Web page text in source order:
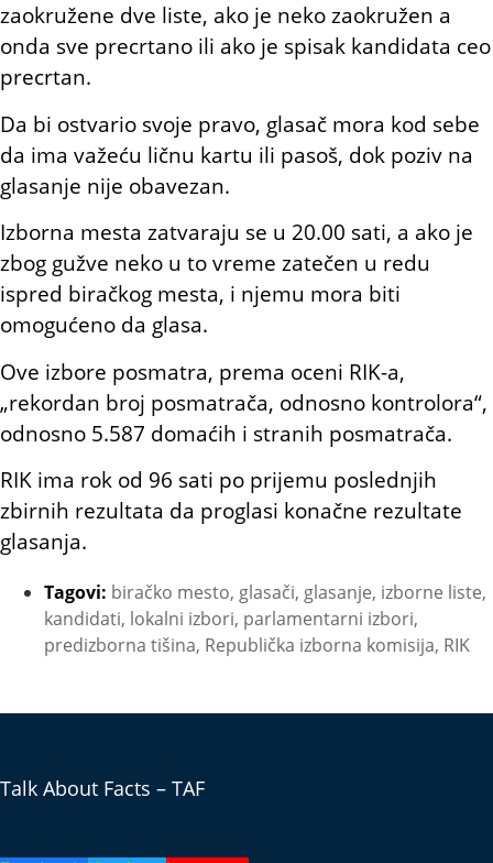
zaokružene dve liste, ako je neko zaokružen a
onda sve precrtano ili ako je spisak kandidata ceo
precrtan.
Da bi ostvario svoje pravo, glasač mora kod sebe
da ima važeću ličnu kartu ili pasoš, dok poziv na
glasanje nije obavezan.
Izborna mesta zatvaraju se u 20.00 sati, a ako je
zbog gužve neko u to vreme zatečen u redu
ispred biračkog mesta, i njemu mora biti
omogućeno da glasa.
Ove izbore posmatra, prema oceni RIK-a,
„rekordan broj posmatrača, odnosno kontrolora“,
odnosno 5.587 domaćih i stranih posmatrača.
RIK ima rok od 96 sati po prijemu poslednjih
zbirnih rezultata da proglasi konačne rezultate
glasanja.
Tagovi: biračko mesto, glasači, glasanje, izborne liste,
kandidati, lokalni izbori, parlamentarni izbori,
predizborna tišina, Republička izborna komisija, RIK
Talk About Facts – TAF